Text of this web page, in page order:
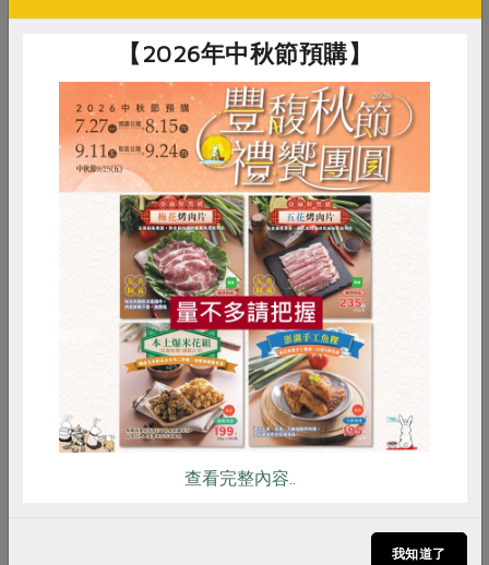
社團法人嘉義縣布袋嘴文化協
台灣海鹽-300g
300公克
揚泓實業有限公司
台灣二砂糖-1kg
1公斤
全素 常溫
$50
你可能有興趣的食譜
RPET 食譜 減硝酸鹽
雞蛋 食安 共同購買
【2026年中秋節預購】
查看完整內容..
我知道了